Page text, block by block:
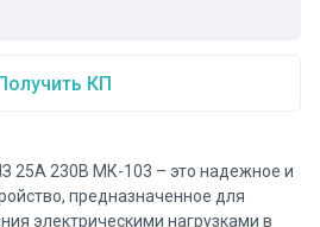
КП
25А 230В МК-103 – это надежное и
предназначенное для
электрическими нагрузками в